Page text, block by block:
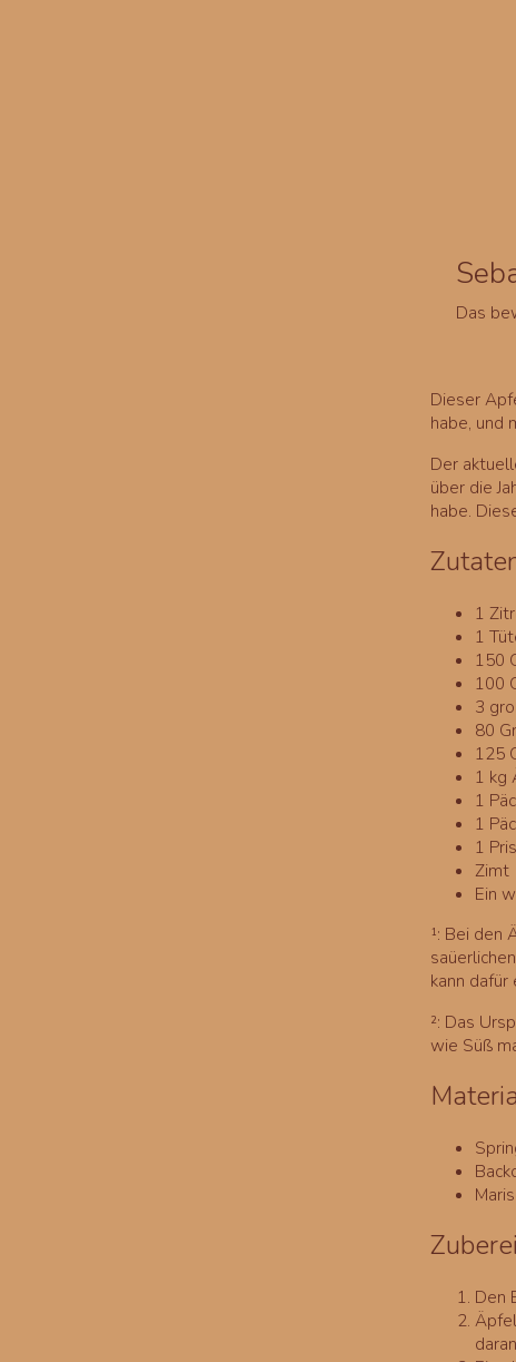
Das
Dieser
habe, und
Der
über die
habe.
1
1
150
100
3
80
125
1 kg
1
1
1
Zimt
Ein
¹: Bei den
kann
²: Das
wie Süß
Den